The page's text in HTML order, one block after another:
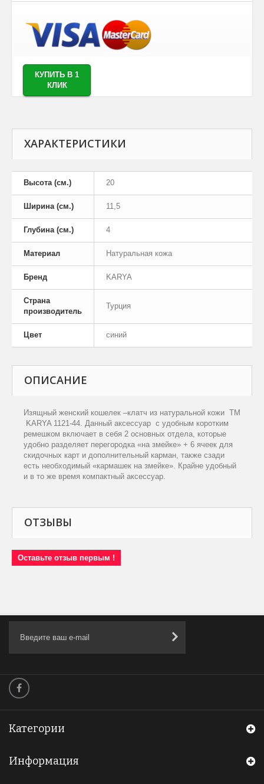
КУПИТЬ В 1
КЛИК
ХАРАКТЕРИСТИКИ
Высота (см.) 20
Ширина (см.) 11,5
Глубина (см.) 4
Материал Натуральная кожа
Бренд KARYA
Страна
производитель
Турция
Цвет синий
ОПИСАНИЕ
Изящный женский кошелек –клатч из натуральной кожи TM
KARYA1121-44. Данный аксессуар с удобным коротким
ремешком включает в себя 2 основных отдела, которые
удобно разделяет перегородка «на змейке» + 6 ячеек для
скидочных карт и дополнительный карман, также сзади
есть необходимый «кармашек на змейке». Крайне удобный
и в то же время компактный аксессуар.
ОТЗЫВЫ
Оставьте отзыв первым !
Категории
Информация